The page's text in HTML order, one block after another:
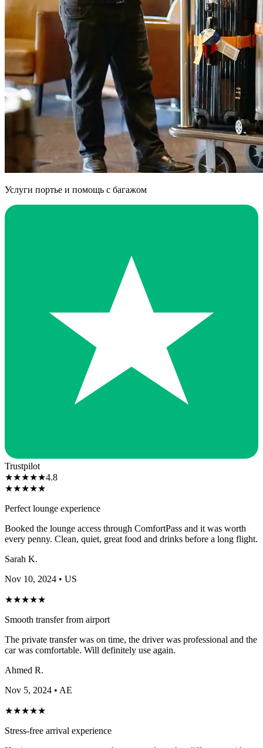
Услуги портье и помощь с багажом
Trustpilot
★★★★★4.8
★★★★★
Perfect lounge experience
Booked the lounge access through ComfortPass and it was worth
every penny. Clean, quiet, great food and drinks before a long flight.
Sarah K.
Nov 10, 2024 • US
★★★★★
Smooth transfer from airport
The private transfer was on time, the driver was professional and the
car was comfortable. Will definitely use again.
Ahmed R.
Nov 5, 2024 • AE
★★★★★
Stress-free arrival experience